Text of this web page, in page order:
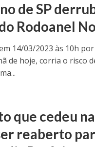
de SP
Rodoanel
14/03/2023 às 10h
de hoje, corria o risco
que cedeu
reaberto